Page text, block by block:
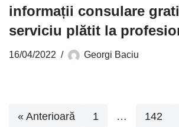
informații consulare
serviciu plătit la
16/04/2022 Georgi Baciu
« Anterioară 1 … 142